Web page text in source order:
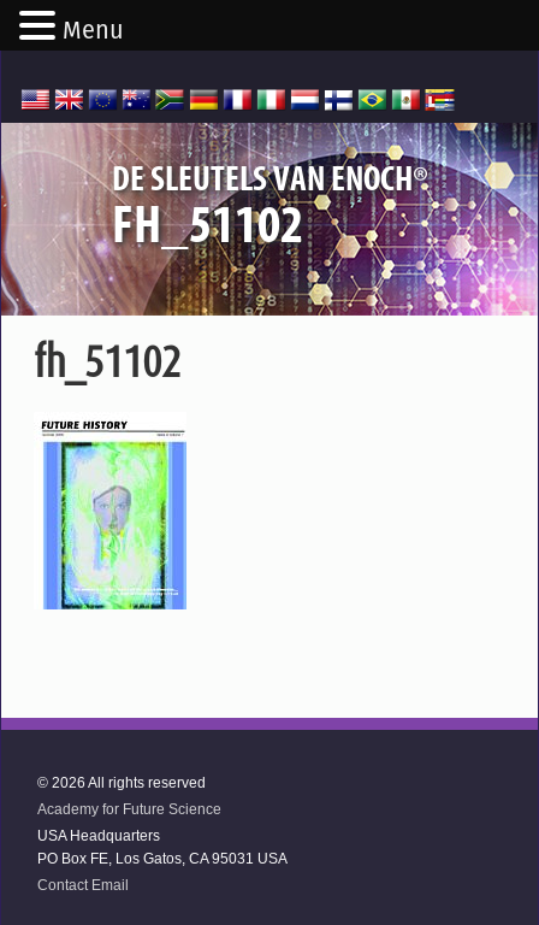
DE SLEUTELS VAN ENOCH®
FH_51102
fh_51102
© 2026 All rights reserved
Academy for Future Science
USA Headquarters
PO Box FE, Los Gatos, CA 95031 USA
Contact Email
Menu